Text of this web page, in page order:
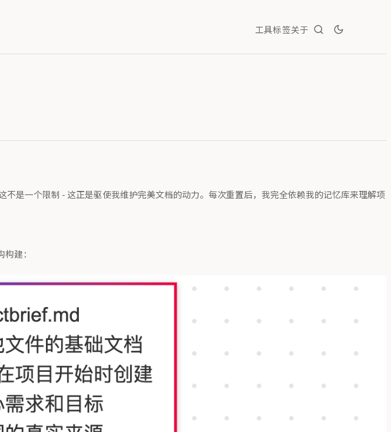
工具标签关于
是一个限制 - 这正是驱使我维护完美文档的动力。每次重置后，我完全依赖我的记忆库来理解项
建：